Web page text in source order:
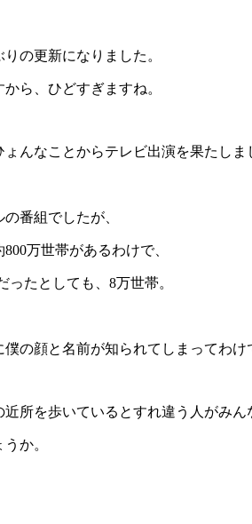
の更新になりました。
ら、ひどすぎますね。
んなことからテレビ出演を果たしま
番組でしたが、
万世帯があるわけで、
ったとしても、8万世帯。
の顔と名前が知られてしまってわけ
所を歩いているとすれ違う人がみ
か。